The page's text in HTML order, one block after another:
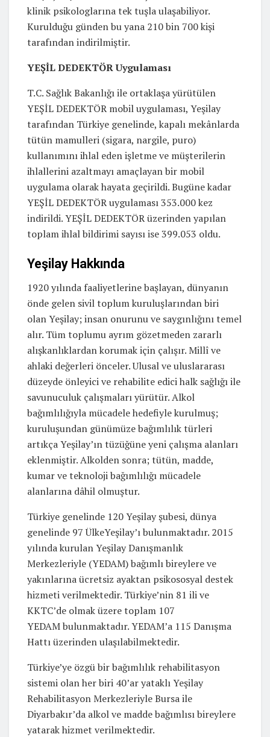
klinik psikologlarına tek tuşla ulaşabiliyor.
Kurulduğu günden bu yana 210 bin 700 kişi
tarafından indirilmiştir.
YEŞİL DEDEKTÖR Uygulaması
T.C. Sağlık Bakanlığı ile ortaklaşa yürütülen
YEŞİL DEDEKTÖR mobil uygulaması, Yeşilay
tarafından Türkiye genelinde, kapalı mekânlarda
tütün mamulleri (sigara, nargile, puro)
kullanımını ihlal eden işletme ve müşterilerin
ihlallerini azaltmayı amaçlayan bir mobil
uygulama olarak hayata geçirildi. Bugüne kadar
YEŞİL DEDEKTÖR uygulaması 353.000 kez
indirildi. YEŞİL DEDEKTÖR üzerinden yapılan
toplam ihlal bildirimi sayısı ise 399.053 oldu.
Yeşilay Hakkında
1920 yılında faaliyetlerine başlayan, dünyanın
önde gelen sivil toplum kuruluşlarından biri
olan Yeşilay; insan onurunu ve saygınlığını temel
alır. Tüm toplumu ayrım gözetmeden zararlı
alışkanlıklardan korumak için çalışır. Millî ve
ahlaki değerleri önceler. Ulusal ve uluslararası
düzeyde önleyici ve rehabilite edici halk sağlığı ile
savunuculuk çalışmaları yürütür. Alkol
bağımlılığıyla mücadele hedefiyle kurulmuş;
kuruluşundan günümüze bağımlılık türleri
artıkça Yeşilay’ın tüzüğüne yeni çalışma alanları
eklenmiştir. Alkolden sonra; tütün, madde,
kumar ve teknoloji bağımlılığı mücadele
alanlarına dâhil olmuştur.
Türkiye genelinde 120 Yeşilay şubesi, dünya
genelinde 97 ÜlkeYeşilay’ı bulunmaktadır. 2015
yılında kurulan Yeşilay Danışmanlık
Merkezleriyle (YEDAM) bağımlı bireylere ve
yakınlarına ücretsiz ayaktan psikososyal destek
hizmeti verilmektedir. Türkiye’nin 81 ili ve
KKTC’de olmak üzere toplam 107
YEDAM bulunmaktadır. YEDAM’a 115 Danışma
Hattı üzerinden ulaşılabilmektedir.
Türkiye’ye özgü bir bağımlılık rehabilitasyon
sistemi olan her biri 40’ar yataklı Yeşilay
Rehabilitasyon Merkezleriyle Bursa ile
Diyarbakır’da alkol ve madde bağımlısı bireylere
yatarak hizmet verilmektedir.